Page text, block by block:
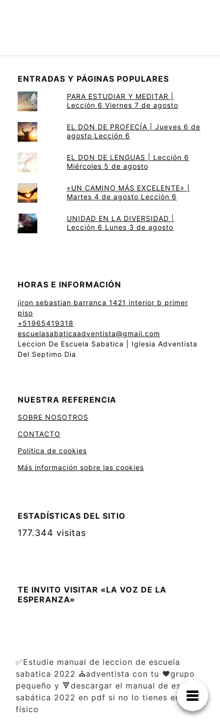
ENTRADAS Y PÁGINAS POPULARES
PARA ESTUDIAR Y MEDITAR |
Lección 6 Viernes 7 de agosto
EL DON DE PROFECÍA | Jueves 6 de
agosto Lección 6
EL DON DE LENGUAS | Lección 6
Miércoles 5 de agosto
«UN CAMINO MÁS EXCELENTE» |
Martes 4 de agosto Lección 6
UNIDAD EN LA DIVERSIDAD |
Lección 6 Lunes 3 de agosto
HORAS E INFORMACIÓN
jiron sebastian barranca 1421 interior b primer
piso
+51965419318
escuelasabaticaadventista@gmail.com
Leccion De Escuela Sabatica | Iglesia Adventista
Del Septimo Dia
NUESTRA REFERENCIA
SOBRE NOSOTROS
CONTACTO
Política de cookies
Más información sobre las cookies
ESTADÍSTICAS DEL SITIO
177.344 visitas
TE INVITO VISITAR «LA VOZ DE LA
ESPERANZA»
✅Estudie manual de leccion de escuela
sabatica 2022 ⛪adventista con tu ❤️grupo
pequeño y 🔻descargar el manual de escuela
sabática 2022 en pdf si no lo tienes en
físico